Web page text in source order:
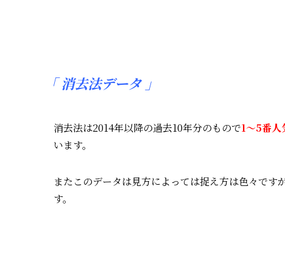
「消去法データ 」
消去法は2014年以降の過去10年分のもので1～5番人
います。
またこのデータは見方によっては捉え方は色々です
す。